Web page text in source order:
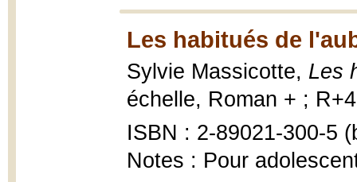
Les habitués de
Sylvie Massicotte, Les
échelle, Roman + ;
ISBN : 2-89021-300-5
Notes : Pour